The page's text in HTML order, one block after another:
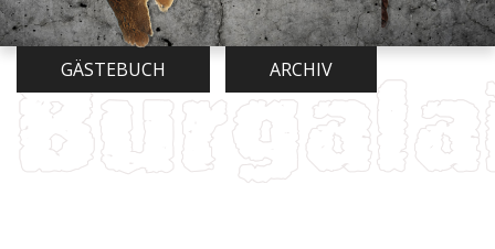
GÄSTEBUCH ARCHIV